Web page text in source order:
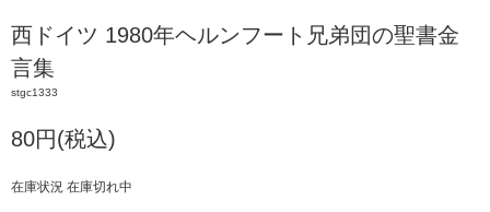
西ドイツ 1980年ヘルンフート兄弟団の聖書金
言集
stgc1333
80円(税込)
在庫状況 在庫切れ中